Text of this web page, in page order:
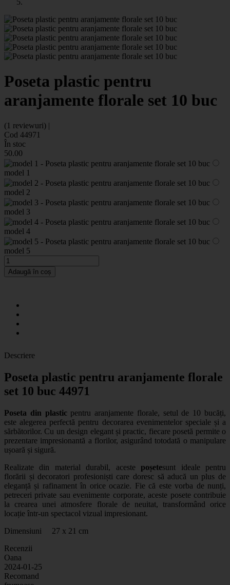
Poseta plastic pentru
aranjamente florale set 10 buc
(1 reviewuri) |
Cod 44971
În stoc
50.00
model 1
model 2
model 3
model 4
model 5
Adaugă în coș
Descriere
Poseta plastic pentru aranjamente florale
set 10 buc 44971
Poseta din plasticpentru aranjamente florale, setul de 10 bucăți,
este alegerea perfectă pentru decorarea evenimentelor speciale și a
sărbătorilor. Cu un design elegant și practic, fiecare posetă permite o
prezentare impresionantă a florilor, asigurând totodată o manipulare
ușoară și sigură.
Realizate din material durabil, acestepoșetesunt ideale pentru
florării și decoratori profesioniști care doresc să aducă un plus de
eleganță și rafinament în orice ocazie. Fie că este vorba de nunți,
petreceri private sau evenimente corporate, aceste posete contribuie
la crearea unei atmosfere florale de neuitat, transformând orice
locație într-un spectacol vizual impresionant.
Dimensiuni 27 x 21 cm
Recenzii
Oana
2024-01-25
Recomand